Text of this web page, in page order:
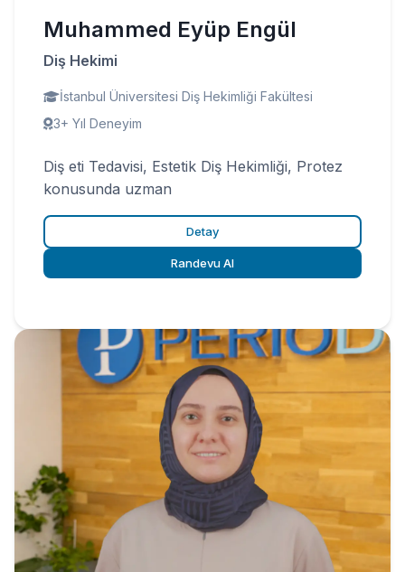
Muhammed Eyüp Engül
Diş Hekimi
İstanbul Üniversitesi Diş Hekimliği Fakültesi
3+ Yıl Deneyim
Diş eti Tedavisi, Estetik Diş Hekimliği, Protez
konusunda uzman
Detay
Randevu Al